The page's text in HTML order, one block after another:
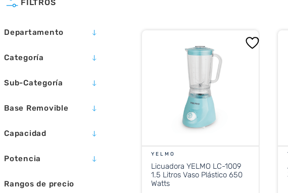
FILTROS
Departamento
Categoría
PEQUEÑOS LIMPIEZA
Sub-Categoría
LICUADORAS
Base Removible
Capacidad
Potencia
Rangos de precio
YELMO
Licuadora YELMO LC-1009
1.5 Litros Vaso Plástico 650
Watts